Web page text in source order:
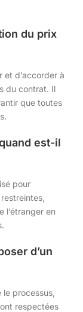
du prix
d’accorder à
du contrat. Il
que toutes
est-il
pour
l’étranger en
d’un
processus,
respectées